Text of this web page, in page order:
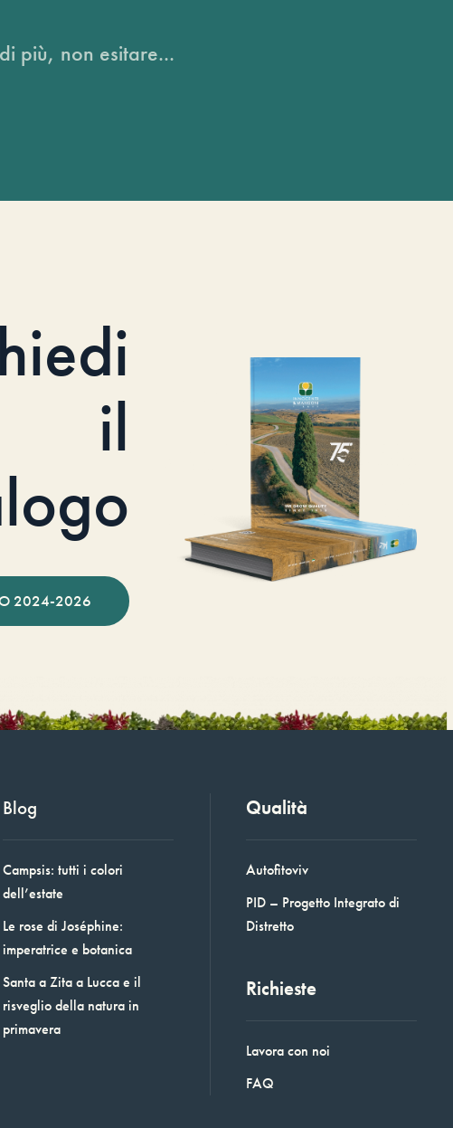
più, non esitare...
il
2024-2026
Blog
Campsis: tutti i colori
dell’estate
Le rose di Joséphine:
imperatrice e botanica
Santa a Zita a Lucca e il
risveglio della natura in
primavera
Qualità
Autofitoviv
PID – Progetto Integrato di
Distretto
Richieste
Lavora con noi
FAQ